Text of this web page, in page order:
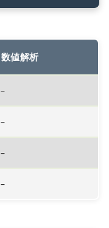
数値解析
–
–
–
–